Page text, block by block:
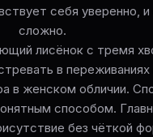
себя уверенно,
сложно.
лисёнок с тремя
в
женском обличии.
способом.
без чёткой